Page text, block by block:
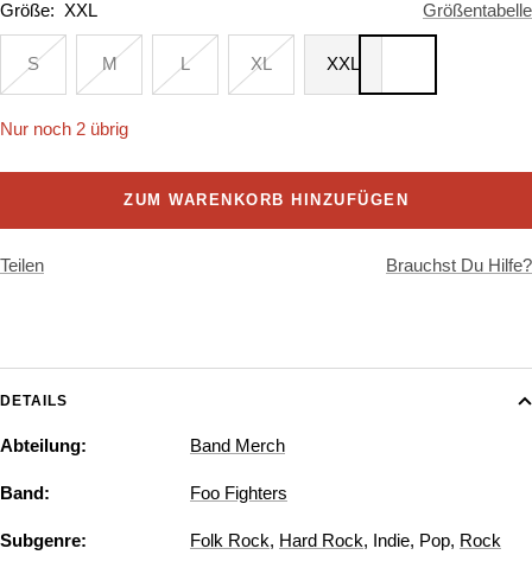
Größe: XXL Größentabelle
S M L XL XXL
Nur noch 2 übrig
ZUM WARENKORB HINZUFÜGEN
Teilen Brauchst Du Hilfe?
DETAILS
Abteilung: Band Merch
Band: Foo Fighters
Subgenre: Folk Rock, Hard Rock, Indie, Pop, Rock